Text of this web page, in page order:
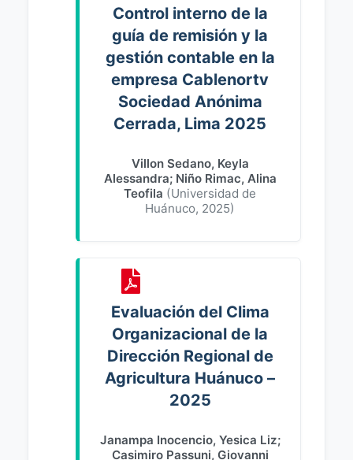
Control interno de la
guía de remisión y la
gestión contable en la
empresa Cablenortv
Sociedad Anónima
Cerrada, Lima 2025
Villon Sedano, Keyla
Alessandra; Niño Rimac, Alina
Teofila (Universidad de
Huánuco, 2025)
Evaluación del Clima
Organizacional de la
Dirección Regional de
Agricultura Huánuco –
2025
Janampa Inocencio, Yesica Liz;
Casimiro Passuni, Giovanni